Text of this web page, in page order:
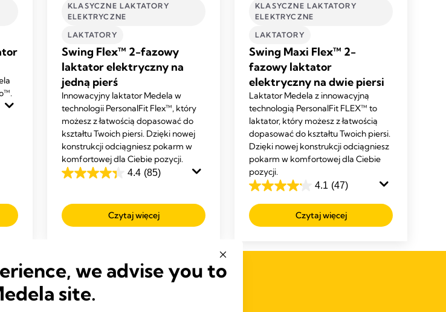
KLASYCZNE LAKTATORY
ELEKTRYCZNE
LAKTATORY
Swing Flex™ 2-fazowy
laktator elektryczny na
jedną pierś
Innowacyjny laktator Medela w
technologii PersonalFit Flex™, który
możesz z łatwością dopasować do
kształtu Twoich piersi. Dzięki nowej
konstrukcji odciągniesz pokarm w
komfortowej dla Ciebie pozycji.
4.4 (85)
4.4
5
gwiazdek.
Czytaj więcej
KLASYCZNE LAKTATORY
ELEKTRYCZNE
LAKTATORY
Swing Maxi Flex™ 2-
fazowy laktator
elektryczny na dwie piersi
Laktator Medela z innowacyjną
technologią PersonalFit FLEX™ to
laktator, który możesz z łatwością
dopasować do kształtu Twoich piersi.
Dzięki nowej konstrukcji odciągniesz
pokarm w komfortowej dla Ciebie
pozycji.
4.1 (47)
4.1
na
5
47
Czytaj więcej
we advise you to
site.